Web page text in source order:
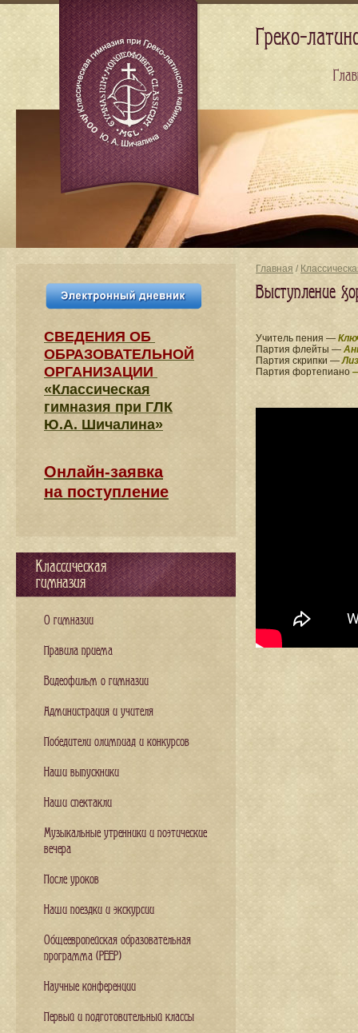
Главная /
Выступление
Учитель пения —
Партия флейты —
Партия скрипки —
Партия фортепиано
СВЕДЕНИЯ​ ОБ
ОБРАЗОВАТЕЛЬНОЙ
ОРГАНИЗАЦИИ
«Классическая
гимназия при ГЛК
Ю.А. Шичалина»
Онлайн-заявка
на поступление
Классическая
гимназия
О гимназии
Правила приема
Видеофильм о гимназии
Администрация и учителя
Победители олимпиад и конкурсов
Наши выпускники
Наши спектакли
Музыкальные утренники и поэтические
вечера
После уроков
Наши поездки и экскурсии
Общеевропейская образовательная
программа (PEEP)
Научные конференции
Первый и подготовительный классы
Греко-